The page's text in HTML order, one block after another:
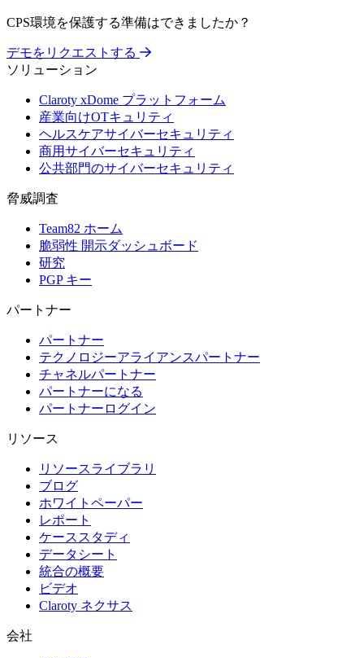
CPS環境を保護する準備はできましたか？
デモをリクエストする
ソリューション
Claroty xDome プラットフォーム
産業向けOTキュリティ
ヘルスケアサイバーセキュリティ
商用サイバーセキュリティ
公共部門のサイバーセキュリティ
脅威調査
Team82 ホーム
脆弱性 開示ダッシュボード
研究
PGP キー
パートナー
パートナー
テクノロジーアライアンスパートナー
チャネルパートナー
パートナーになる
パートナーログイン
リソース
リソースライブラリ
ブログ
ホワイトペーパー
レポート
ケーススタディ
データシート
統合の概要
ビデオ
Claroty ネクサス
会社